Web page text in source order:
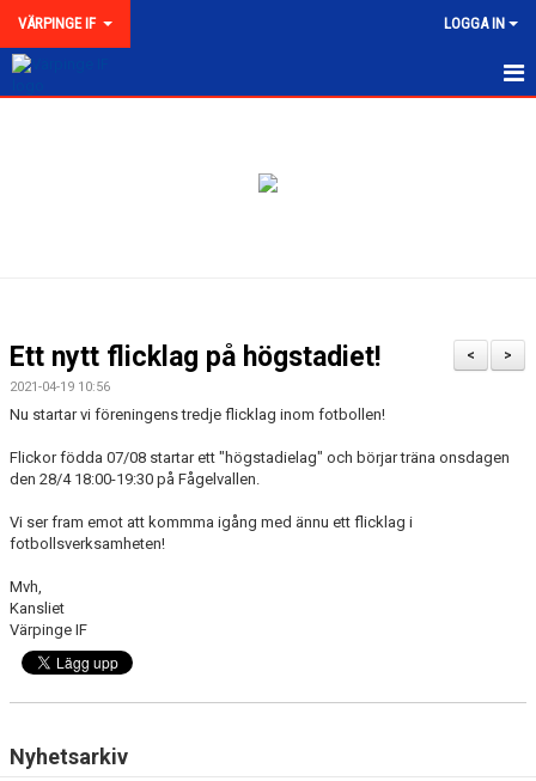
VÄRPINGE IF LOGGA IN
KLUBBKOLLEKTION
>
<
Ett nytt flicklag på högstadiet!
2021-04-19 10:56
Nu startar vi föreningens tredje flicklag inom fotbollen!
Flickor födda 07/08 startar ett "högstadielag" och börjar träna onsdagen
den 28/4 18:00-19:30 på Fågelvallen.
Vi ser fram emot att kommma igång med ännu ett flicklag i
fotbollsverksamheten!
Mvh,
Kansliet
Värpinge IF
Nyhetsarkiv